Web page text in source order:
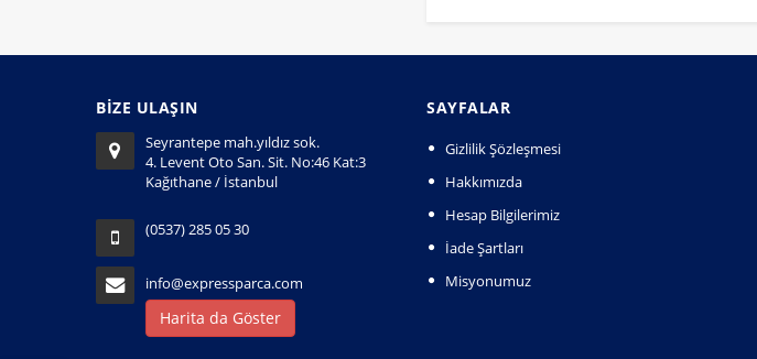
BİZE ULAŞIN
Seyrantepe mah.yıldız sok.
4. Levent Oto San. Sit. No:46 Kat:3
Kağıthane / İstanbul
(0537) 285 05 30
info@expressparca.com
Harita da Göster
SAYFALAR
Gizlilik Şözleşmesi
Hakkımızda
Hesap Bilgilerimiz
İade Şartları
Misyonumuz